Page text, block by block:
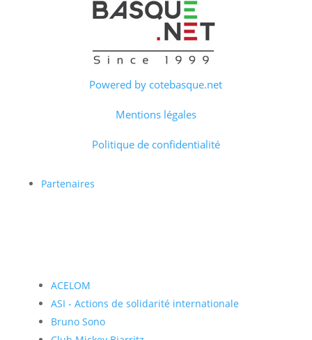
Powered by cotebasque.net
Mentions légales
Politique de confidentialité
Partenaires
ACELOM
ASI - Actions de solidarité internationale
Bruno Sono